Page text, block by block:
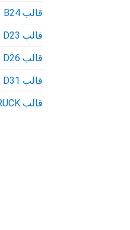
قالب B24
قالب D23
قالب D26
قالب D31
قالب TRUCK